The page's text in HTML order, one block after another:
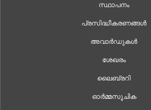
സ്ഥാപനം
പ്രസിദ്ധീകരണങ്ങൾ
അവാർഡുകൾ
ശേഖരം
ലൈബ്രറി
ഓർമ്മസൂചിക